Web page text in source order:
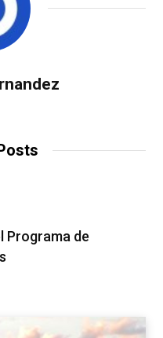
Programa de